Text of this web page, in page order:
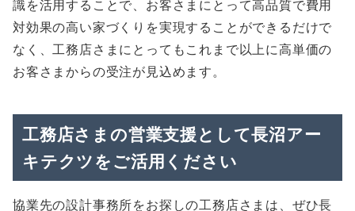
識を活用することで、お客さまにとって高品質で費用
対効果の高い家づくりを実現することができるだけで
なく、工務店さまにとってもこれまで以上に高単価の
お客さまからの受注が見込めます。
工務店さまの営業支援として長沼アー
キテクツをご活用ください
協業先の設計事務所をお探しの工務店さまは、ぜひ長